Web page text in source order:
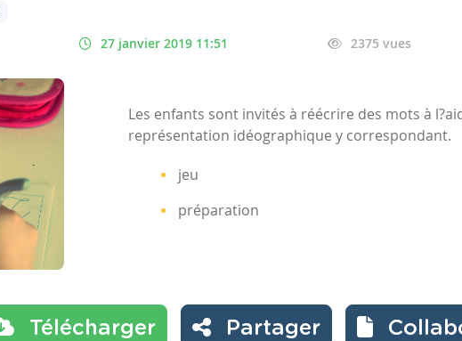
27 janvier 2019 11:51 2375 vues
Les enfants sont invités à réécrire des mots à
représentation idéographique y correspondant.
jeu
préparation
Télécharger Partager